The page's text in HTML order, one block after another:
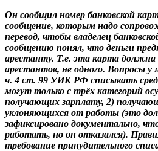
Он сообщил номер банковской
сообщение, которым надо
перевод, чтобы владелец
сообщению понял, что деньги
арестанту. Т.е. эта карта должна
арестантов, не одного. Вопросы у
ч. 4 ст. 99 УИК РФ списывать
могут только с трёх категорий
получающих зарплату, 2)
уклоняющихся от работы (это
зафиксировано документально,
работать, но он отказался).
требование принудительного